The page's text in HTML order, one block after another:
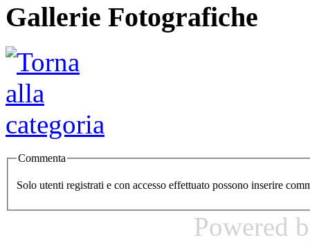
Gallerie Fotografiche
Commenta
Solo utenti registrati e con accesso effettuato possono inserire
Powered